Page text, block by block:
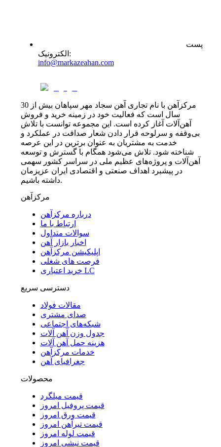
پست
الکترونیک :
info@markazeahan.com
مرکزآهن با نام تجاری آهن سجاد مهر سپاهان بیش از 30
سال است که فعالیت خود در زمینه خرید و فروش
آهن‌آلات آغاز کرده است. این مجموعه توانست با تلاش
بی‌وقفه و سرلوحه قرار دادن شعار صداقت در عملکرد و
خدمت به مشتریان به عنوان برترین در این عرصه
شناخته شود. تلاش می‌شود همگام با گسترش و توسعه
آهن‌آلات و پروژه‌های عظیم ملی در سراسر کشور سهمی
در پیشبرد اهداف صنعتی و اقتصادی ایران عزیزمان
داشته باشیم.
مرکزآهن
درباره مرکزآهن
ارتباط با ما
سوالات متداول
اخبار بازار آهن
اپلیکیشن مرکزآهن
فرصت های شغلی
خرید اعتباری LC
دسترسی سریع
مقالات فولاد
صدای مشتری
شبکه‌های اجتماعی
جدول وزن آهن آلات
هزینه حمل آهن آلات
خدمات مرکزآهن
جغرافیای آهن
محصولات
قیمت میلگرد
قیمت پروفیل امروز
قیمت ورق امروز
قیمت تیرآهن امروز
قیمت لوله امروز
قیمت نبشی امروز